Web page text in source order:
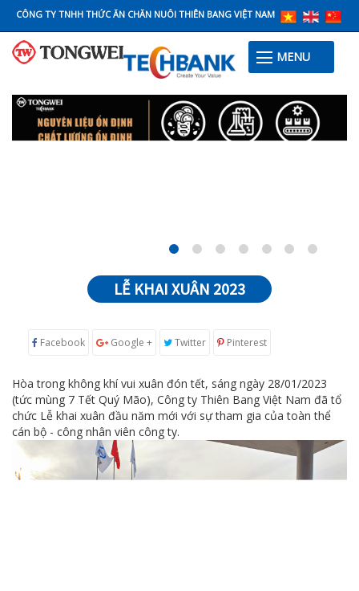
CÔNG TY TNHH THỨC ĂN CHĂN NUÔI THIÊN BANG VIỆT NAM
MENU
LỄ KHAI XUÂN 2023
Facebook Google + Twitter Pinterest
Hòa trong không khí vui xuân đón tết, sáng ngày 28/01/2023
(tức mùng 7 Tết Quý Mão), Công ty Thiên Bang Việt Nam đã tổ
chức Lễ khai xuân đầu năm mới với sự tham gia của toàn thể
cán bộ - công nhân viên công ty.